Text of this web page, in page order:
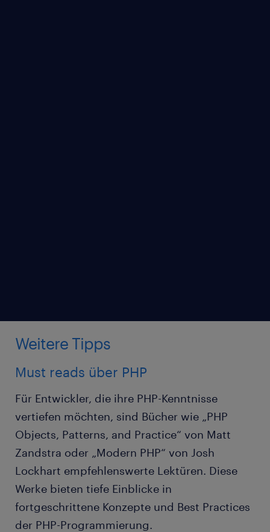
Weitere Tipps
Must reads über PHP
Für Entwickler, die ihre PHP-Kenntnisse
vertiefen möchten, sind Bücher wie „PHP
Objects, Patterns, and Practice“ von Matt
Zandstra oder „Modern PHP“ von Josh
Lockhart empfehlenswerte Lektüren. Diese
Werke bieten tiefe Einblicke in
fortgeschrittene Konzepte und Best Practices
der PHP-Programmierung.